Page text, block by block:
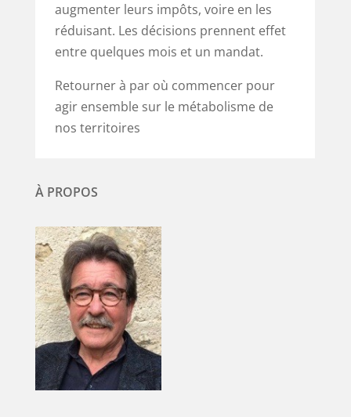
augmenter leurs impôts, voire en les
réduisant. Les décisions prennent effet
entre quelques mois et un mandat.
Retourner à par où commencer pour
agir ensemble sur le métabolisme de
nos territoires
À PROPOS